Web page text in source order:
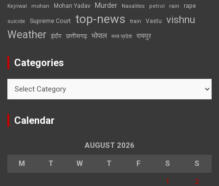
Kejriwal mohan Mohan Yadav Murder Naxalites petrol rain rape
suicide Supreme Court top-news train Vastu vishnu
Weather इंदौर छत्तीसगढ़ भोपाल मध्य प्रदेश रायपुर
Categories
Calendar
AUGUST 2026
M T W T F S S
1 2